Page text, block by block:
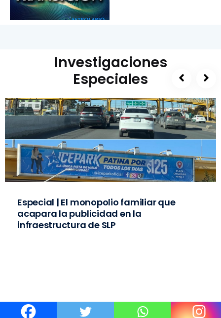
Investigaciones
Especiales
Especial | El monopolio familiar que
acapara la publicidad en la
infraestructura de SLP